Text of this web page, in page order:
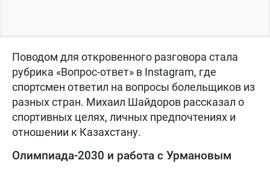
Поводом для откровенного разговора стала
рубрика «Вопрос-ответ» в Instagram, где
спортсмен ответил на вопросы болельщиков из
разных стран. Михаил Шайдоров рассказал о
спортивных целях, личных предпочтениях и
отношении к Казахстану.
Олимпиада-2030 и работа с Урмановым